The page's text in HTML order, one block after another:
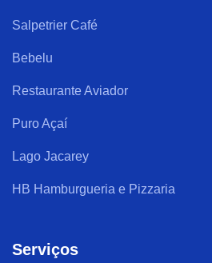
Salpetrier Café
Bebelu
Restaurante Aviador
Puro Açaí
Lago Jacarey
HB Hamburgueria e Pizzaria
Serviços